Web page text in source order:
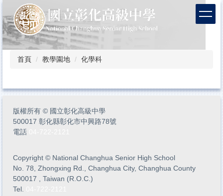
到
主
要
內
首頁 教學園地 化學科
版權所有 © 國立彰化高級中學
500017 彰化縣彰化市中興路78號
電話
Copyright © National Changhua Senior High School
No. 78, Zhongxing Rd., Changhua City, Changhua County
500017 , Taiwan (R.O.C.)
Tel.